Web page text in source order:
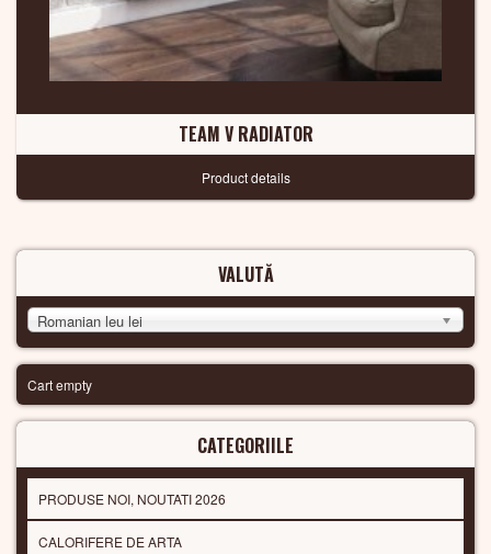
TEAM V RADIATOR
Product details
VALUTĂ
Romanian leu lei
Cart empty
CATEGORIILE
PRODUSE NOI, NOUTATI 2026
CALORIFERE DE ARTA